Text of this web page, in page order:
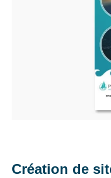
Création de